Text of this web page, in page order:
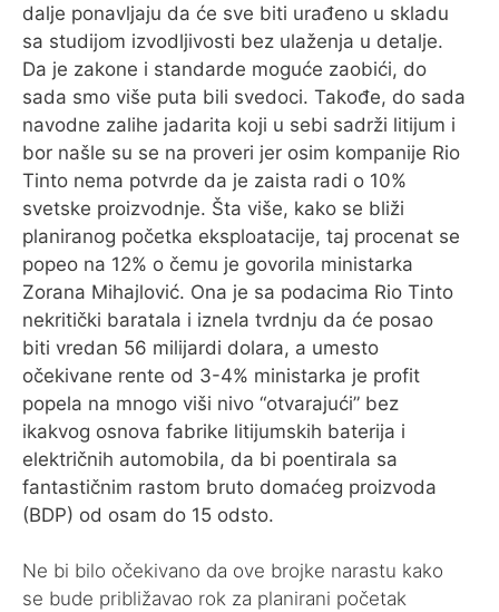
dalje ponavljaju da će sve biti urađeno u skladu
sa studijom izvodljivosti bez ulaženja u detalje.
Da je zakone i standarde moguće zaobići, do
sada smo više puta bili svedoci. Takođe, do sada
navodne zalihe jadarita koji u sebi sadrži litijum i
bor našle su se na proveri jer osim kompanije Rio
Tinto nema potvrde da je zaista radi o 10%
svetske proizvodnje. Šta više, kako se bliži
planiranog početka eksploatacije, taj procenat se
popeo na 12% o čemu je govorila ministarka
Zorana Mihajlović. Ona je sa podacima Rio Tinto
nekritički baratala i iznela tvrdnju da će posao
biti vredan 56 milijardi dolara, a umesto
očekivane rente od 3-4% ministarka je profit
popela na mnogo viši nivo “otvarajući” bez
ikakvog osnova fabrike litijumskih baterija i
električnih automobila, da bi poentirala sa
fantastičnim rastom bruto domaćeg proizvoda
(BDP) od osam do 15 odsto.
Ne bi bilo očekivano da ove brojke narastu kako
se bude približavao rok za planirani početak